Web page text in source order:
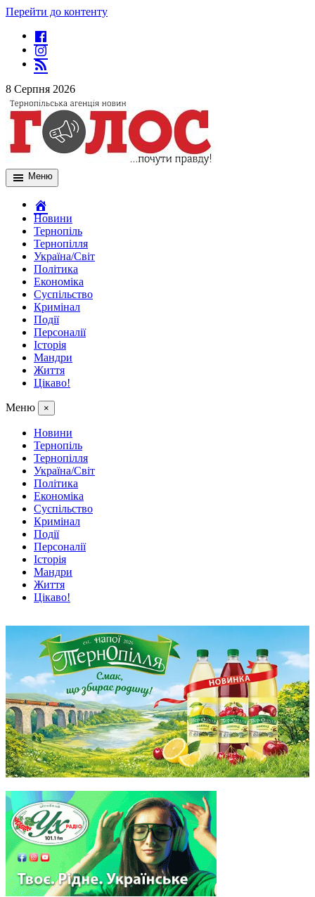
Перейти до контенту
8 Серпня 2026
Меню
Новини
Тернопіль
Тернопілля
Україна/Світ
Політика
Економіка
Суспільство
Кримінал
Події
Персоналії
Історія
Мандри
Життя
Цікаво!
Меню ×
Новини
Тернопіль
Тернопілля
Україна/Світ
Політика
Економіка
Суспільство
Кримінал
Події
Персоналії
Історія
Мандри
Життя
Цікаво!